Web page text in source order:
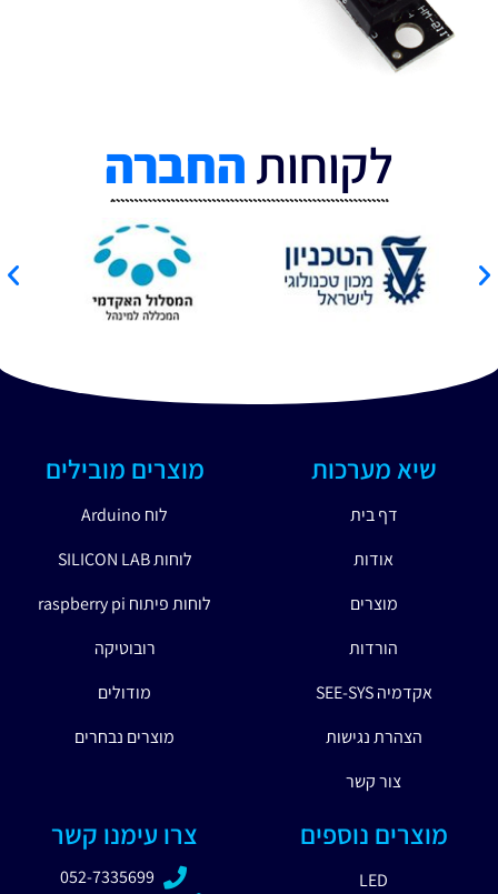
לקוחותהחברה
שיא מערכות
דף בית
אודות
מוצרים
הורדות
אקדמיה SEE-SYS
הצהרת נגישות
צור קשר
מוצרים מובילים
לוח Arduino
לוחות SILICON LAB
לוחות פיתוח raspberry pi
רובוטיקה
מודולים
מוצרים נבחרים
מוצרים נוספים
LED
צרו עימנו קשר
052-7335699